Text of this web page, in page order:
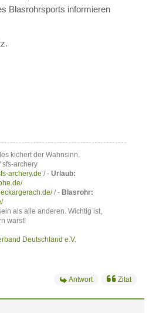
Blasrohrsports informieren
kichert der Wahnsinn.
sfs-archery
archery.de / - Urlaub:
/ - Blasrohr:
als alle anderen. Wichtig ist,
warst!
Deutschland e.V.
Antwort Zitat